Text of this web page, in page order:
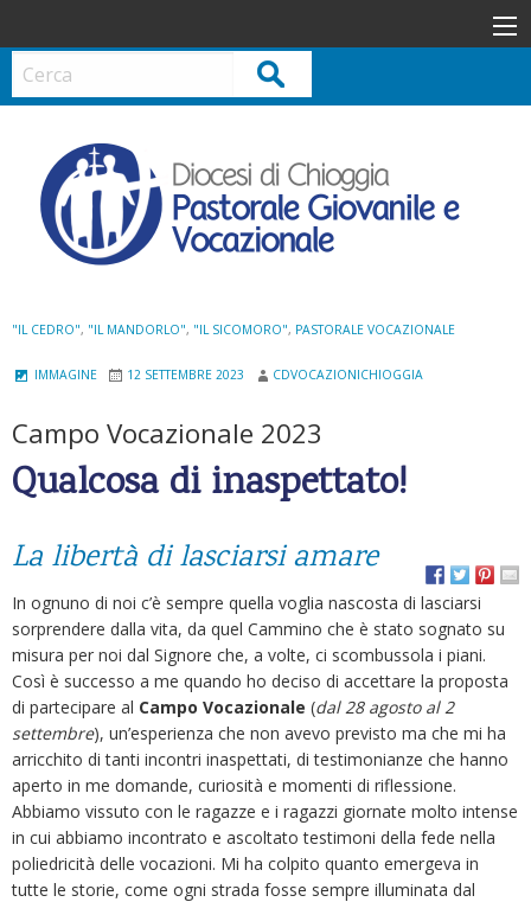
k
p
Cerca
"IL CEDRO", "IL MANDORLO", "IL SICOMORO", PASTORALE VOCAZIONALE
IMMAGINE 12 SETTEMBRE 2023 CDVOCAZIONICHIOGGIA
Campo Vocazionale 2023
Qualcosa di inaspettato!
La libertà di lasciarsi amare
In ognuno di noi c’è sempre quella voglia nascosta di lasciarsi
sorprendere dalla vita, da quel Cammino che è stato sognato su
misura per noi dal Signore che, a volte, ci scombussola i piani.
Così è successo a me quando ho deciso di accettare la proposta
di partecipare al Campo Vocazionale (dal 28 agosto al 2
settembre), un’esperienza che non avevo previsto ma che mi ha
arricchito di tanti incontri inaspettati, di testimonianze che hanno
aperto in me domande, curiosità e momenti di riflessione.
Abbiamo vissuto con le ragazze e i ragazzi giornate molto intense
in cui abbiamo incontrato e ascoltato testimoni della fede nella
poliedricità delle vocazioni. Mi ha colpito quanto emergeva in
tutte le storie, come ogni strada fosse sempre illuminata dal